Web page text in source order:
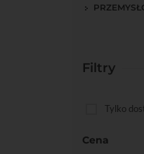
Filtry
Tylko
Cena